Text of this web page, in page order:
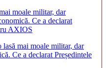
lasă mai moale militar, dar
Ce a declarat Președintele